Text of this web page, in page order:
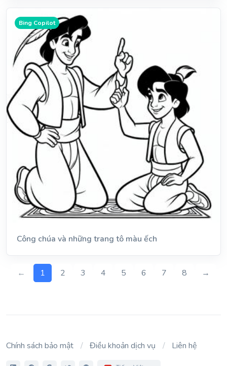
Bing Copilot
Công chúa và những trang tô màu ếch
← 1 2 3 4 5 6 7 8 →
Chính sách bảo mật Điều khoản dịch vụ Liên hệ